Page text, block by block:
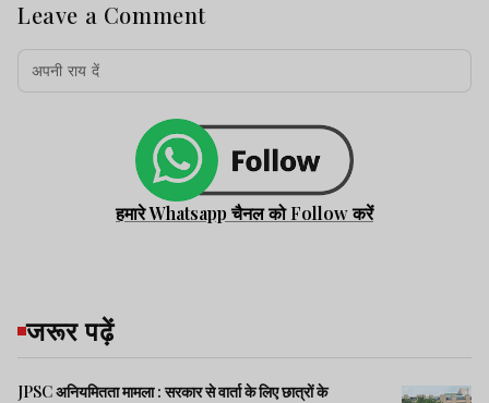
Leave a Comment
हमारे Whatsapp चैनल को Follow करें
जरूर पढ़ें
JPSC अनियमितता मामला : सरकार से वार्ता के लिए छात्रों के